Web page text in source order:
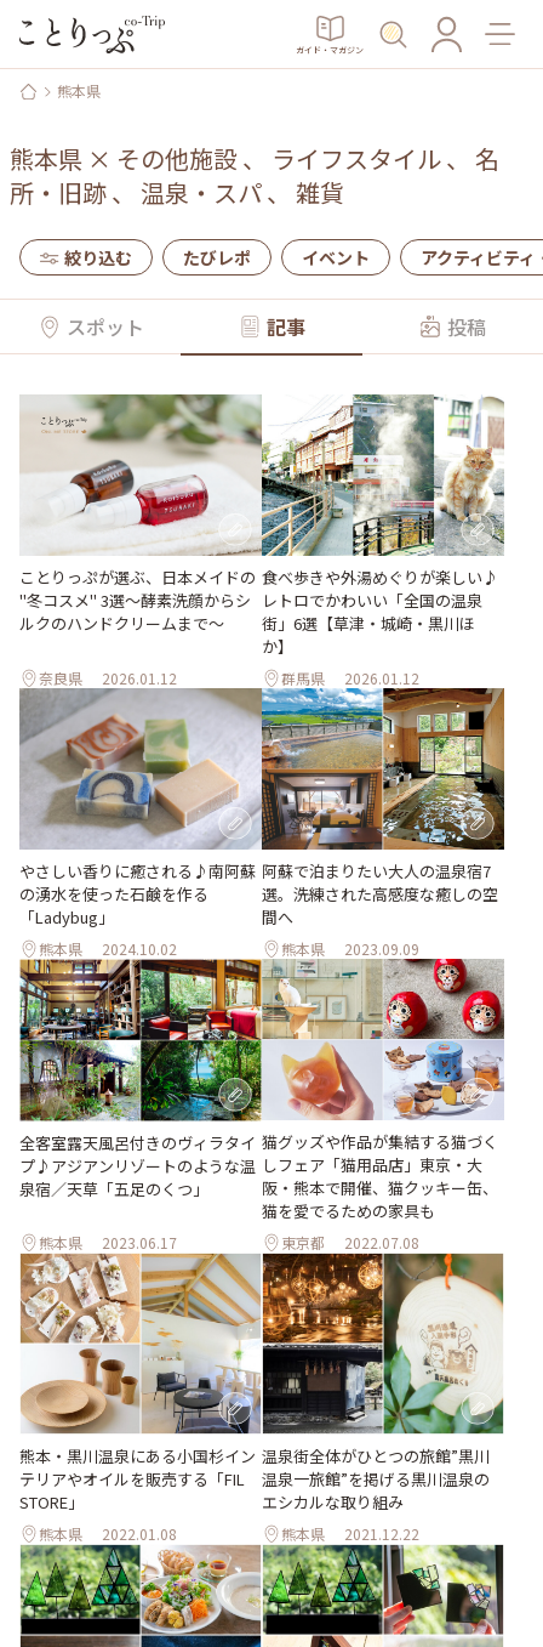
ガイド・マガジン
熊本県
熊本県 × その他施設、 ライフスタイル、 名
所・旧跡、 温泉・スパ、 雑貨
絞り込む たびレポ イベント アクティビティ
スポット 記事 投稿
ことりっぷが選ぶ、日本メイドの
"冬コスメ" 3選～酵素洗顔からシ
ルクのハンドクリームまで～
奈良県 2026.01.12
食べ歩きや外湯めぐりが楽しい♪
レトロでかわいい「全国の温泉
街」6選【草津・城崎・黒川ほ
か】
群馬県 2026.01.12
やさしい香りに癒される♪南阿蘇
の湧水を使った石鹸を作る
「Ladybug」
熊本県 2024.10.02
阿蘇で泊まりたい大人の温泉宿7
選。洗練された高感度な癒しの空
間へ
熊本県 2023.09.09
全客室露天風呂付きのヴィラタイ
プ♪アジアンリゾートのような温
泉宿／天草「五足のくつ」
熊本県 2023.06.17
猫グッズや作品が集結する猫づく
しフェア「猫用品店」東京・大
阪・熊本で開催、猫クッキー缶、
猫を愛でるための家具も
東京都 2022.07.08
熊本・黒川温泉にある小国杉イン
テリアやオイルを販売する「FIL
STORE」
熊本県 2022.01.08
温泉街全体がひとつの旅館”黒川
温泉一旅館”を掲げる黒川温泉の
エシカルな取り組み
熊本県 2021.12.22